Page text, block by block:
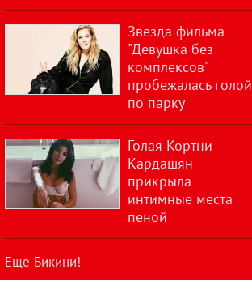
Звезда фильма
"Девушка без
комплексов"
пробежалась голой
по парку
Голая Кортни
Кардашян
прикрыла
интимные места
пеной
Еще Бикини!